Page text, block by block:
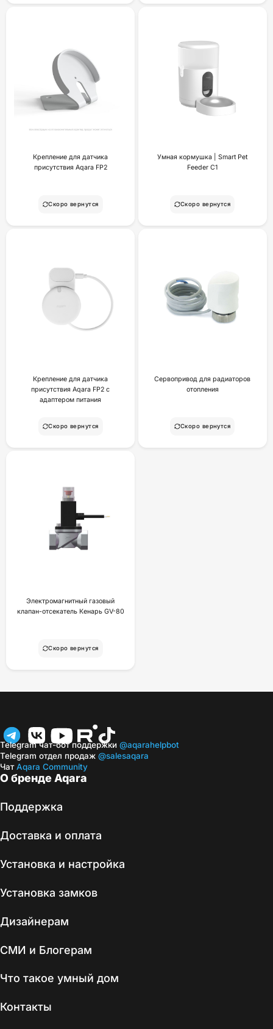
Крепление для датчика
присутствия Aqara FP2
Скоро вернутся
Умная кормушка | Smart Pet
Feeder C1
Скоро вернутся
Крепление для датчика
присутствия Aqara FP2 с
адаптером питания
Скоро вернутся
Сервопривод для радиаторов
отопления
Скоро вернутся
Электромагнитный газовый
клапан-отсекатель Кенарь GV-80
Скоро вернутся
О бренде Aqara
Поддержка
Доставка и оплата
Установка и настройка
Установка замков
Дизайнерам
СМИ и Блогерам
Что такое умный дом
Контакты
Telegram чат-бот поддержки @aqarahelpbot
Telegram отдел продаж @salesaqara
ЧатAqara Community